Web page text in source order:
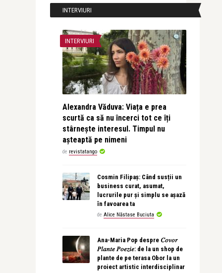
INTERVIURI
INTERVIURI
Alexandra Văduva: Viața e prea
scurtă ca să nu încerci tot ce îți
stârnește interesul. Timpul nu
așteaptă pe nimeni
de revistatango
Cosmin Filipaș: Când susții un
business curat, asumat,
lucrurile pur și simplu se așază
în favoarea ta
de Alice Năstase Buciuta
Ana-Maria Pop despre 𝐶𝑜𝑣𝑜𝑟
𝑃𝑙𝑎𝑛𝑡𝑒 𝑃𝑜𝑒𝑧𝑖𝑒: de la un shop de
plante de pe terasa Obor la un
proiect artistic interdisciplinar